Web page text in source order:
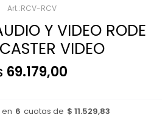
RCV-RCV
Y VIDEO RODE
VIDEO
69.179,00
6 cuotas de $ 11.529,83